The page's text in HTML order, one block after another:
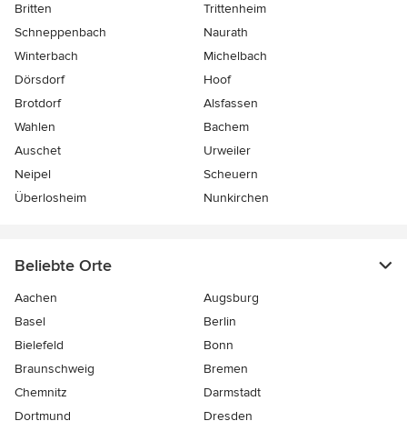
Britten
Trittenheim
Schneppenbach
Naurath
Winterbach
Michelbach
Dörsdorf
Hoof
Brotdorf
Alsfassen
Wahlen
Bachem
Auschet
Urweiler
Neipel
Scheuern
Überlosheim
Nunkirchen
Beliebte Orte
Aachen
Augsburg
Basel
Berlin
Bielefeld
Bonn
Braunschweig
Bremen
Chemnitz
Darmstadt
Dortmund
Dresden